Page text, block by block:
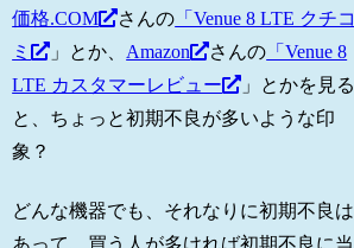
価格.COM さんの 「Venue 8 LTE クチコ
ミ
」とか、 Amazon さんの 「Venue 8
LTE カスタマーレビュー
」とかを見る
と、ちょっと初期不良が多いような印
象？
どんな機器でも、それなりに初期不良は